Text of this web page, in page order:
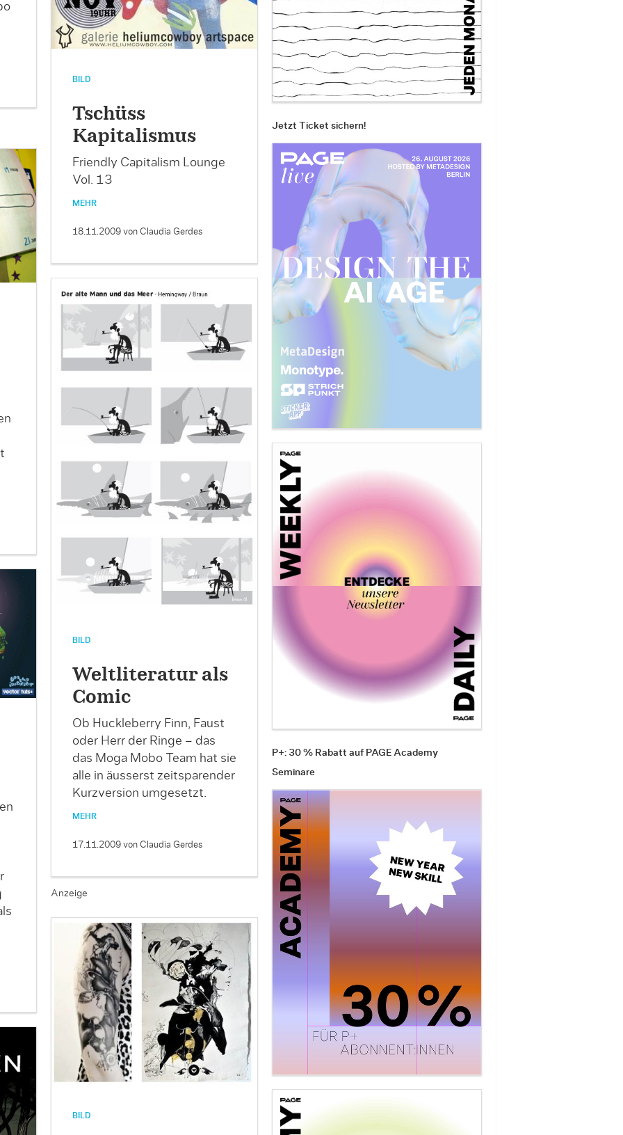
BILD
Tschüss
Kapitalismus
Friendly Capitalism Lounge
Vol. 13
MEHR
18.11.2009 von Claudia Gerdes
BILD
Weltliteratur als
Comic
Ob Huckleberry Finn, Faust
oder Herr der Ringe – das
das Moga Mobo Team hat sie
alle in äusserst zeitsparender
Kurzversion umgesetzt.
MEHR
17.11.2009 von Claudia Gerdes
Anzeige
BILD
Jetzt Ticket sichern!
P+: 30 % Rabatt auf PAGE Academy
Seminare